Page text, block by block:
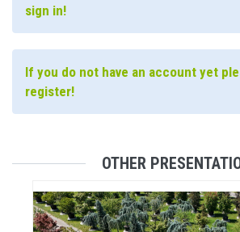
sign in!
If you do not have an account yet
register!
OTHER